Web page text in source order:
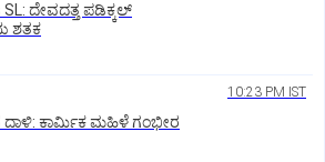
SL: ದೇವದತ್ತ ಪಡಿಕ್ಕಲ್‌
ಶತಕ
10:23 PM IST
ದಾಳಿ: ಕಾರ್ಮಿಕ ಮಹಿಳೆ ಗಂಭೀರ